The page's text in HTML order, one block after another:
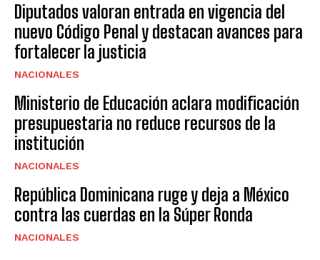
Diputados valoran entrada en vigencia del
nuevo Código Penal y destacan avances para
fortalecer la justicia
NACIONALES
Ministerio de Educación aclara modificación
presupuestaria no reduce recursos de la
institución
NACIONALES
República Dominicana ruge y deja a México
contra las cuerdas en la Súper Ronda
NACIONALES